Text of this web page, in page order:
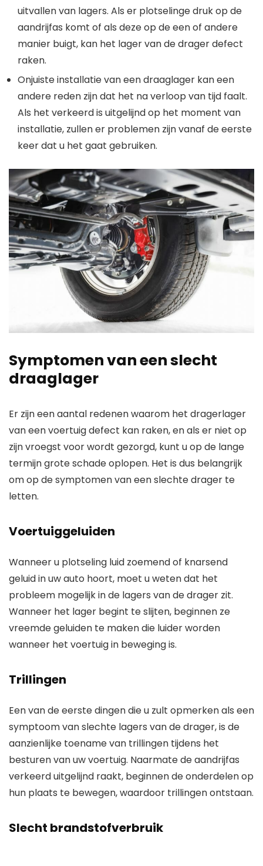
uitvallen van lagers. Als er plotselinge druk op de
aandrijfas komt of als deze op de een of andere
manier buigt, kan het lager van de drager defect
raken.
Onjuiste installatie van een draaglager kan een
andere reden zijn dat het na verloop van tijd faalt.
Als het verkeerd is uitgelijnd op het moment van
installatie, zullen er problemen zijn vanaf de eerste
keer dat u het gaat gebruiken.
Symptomen van een slecht
draaglager
Er zijn een aantal redenen waarom het dragerlager
van een voertuig defect kan raken, en als er niet op
zijn vroegst voor wordt gezorgd, kunt u op de lange
termijn grote schade oplopen. Het is dus belangrijk
om op de symptomen van een slechte drager te
letten.
Voertuiggeluiden
Wanneer u plotseling luid zoemend of knarsend
geluid in uw auto hoort, moet u weten dat het
probleem mogelijk in de lagers van de drager zit.
Wanneer het lager begint te slijten, beginnen ze
vreemde geluiden te maken die luider worden
wanneer het voertuig in beweging is.
Trillingen
Een van de eerste dingen die u zult opmerken als een
symptoom van slechte lagers van de drager, is de
aanzienlijke toename van trillingen tijdens het
besturen van uw voertuig. Naarmate de aandrijfas
verkeerd uitgelijnd raakt, beginnen de onderdelen op
hun plaats te bewegen, waardoor trillingen ontstaan.
Slecht brandstofverbruik